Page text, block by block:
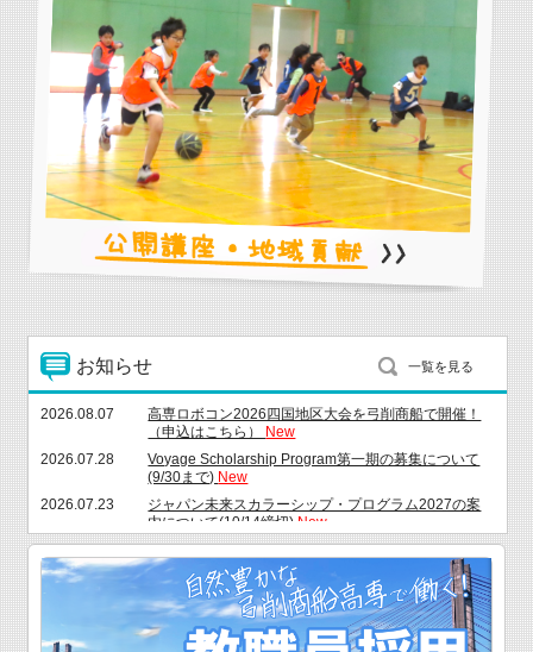
公開講座・地域貢献
参加者募集！
詳しくはこちらから
お知らせ 一覧を見る
2026.08.07
高専ロボコン2026四国地区大会を弓削商船で開催！
（申込はこちら）
New
2026.07.28
Voyage Scholarship Program第一期の募集について
(9/30まで) New
2026.07.23
ジャパン未来スカラーシップ・プログラム2027の案
内について(10/14締切) New
2026.07.22
夏季一斉休業のお知らせ ８月１０日（月）～８月１
４日（金） New
愛媛県公立高等学校等奨学のための給付金について
（8/28 必着）New
2026.07.15
令和８年度海技教育財団秋期奨学金の申請について